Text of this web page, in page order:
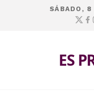
SÁBADO,
ES